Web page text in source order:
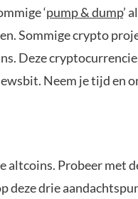
‘pump & dump’
Sommige crypto
Deze
Neem je tijd en
Probeer met
deze drie